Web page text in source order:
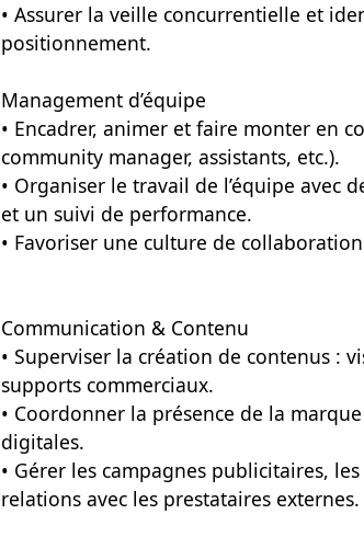
• Assurer la veille concurrentielle et
positionnement.
Management d’équipe
• Encadrer, animer et faire monter en
community manager, assistants, etc.).
• Organiser le travail de l’équipe avec
et un suivi de performance.
• Favoriser une culture de collaboration
Communication & Contenu
• Superviser la création de contenus :
supports commerciaux.
• Coordonner la présence de la
digitales.
• Gérer les campagnes publicitaires,
relations avec les prestataires externes.